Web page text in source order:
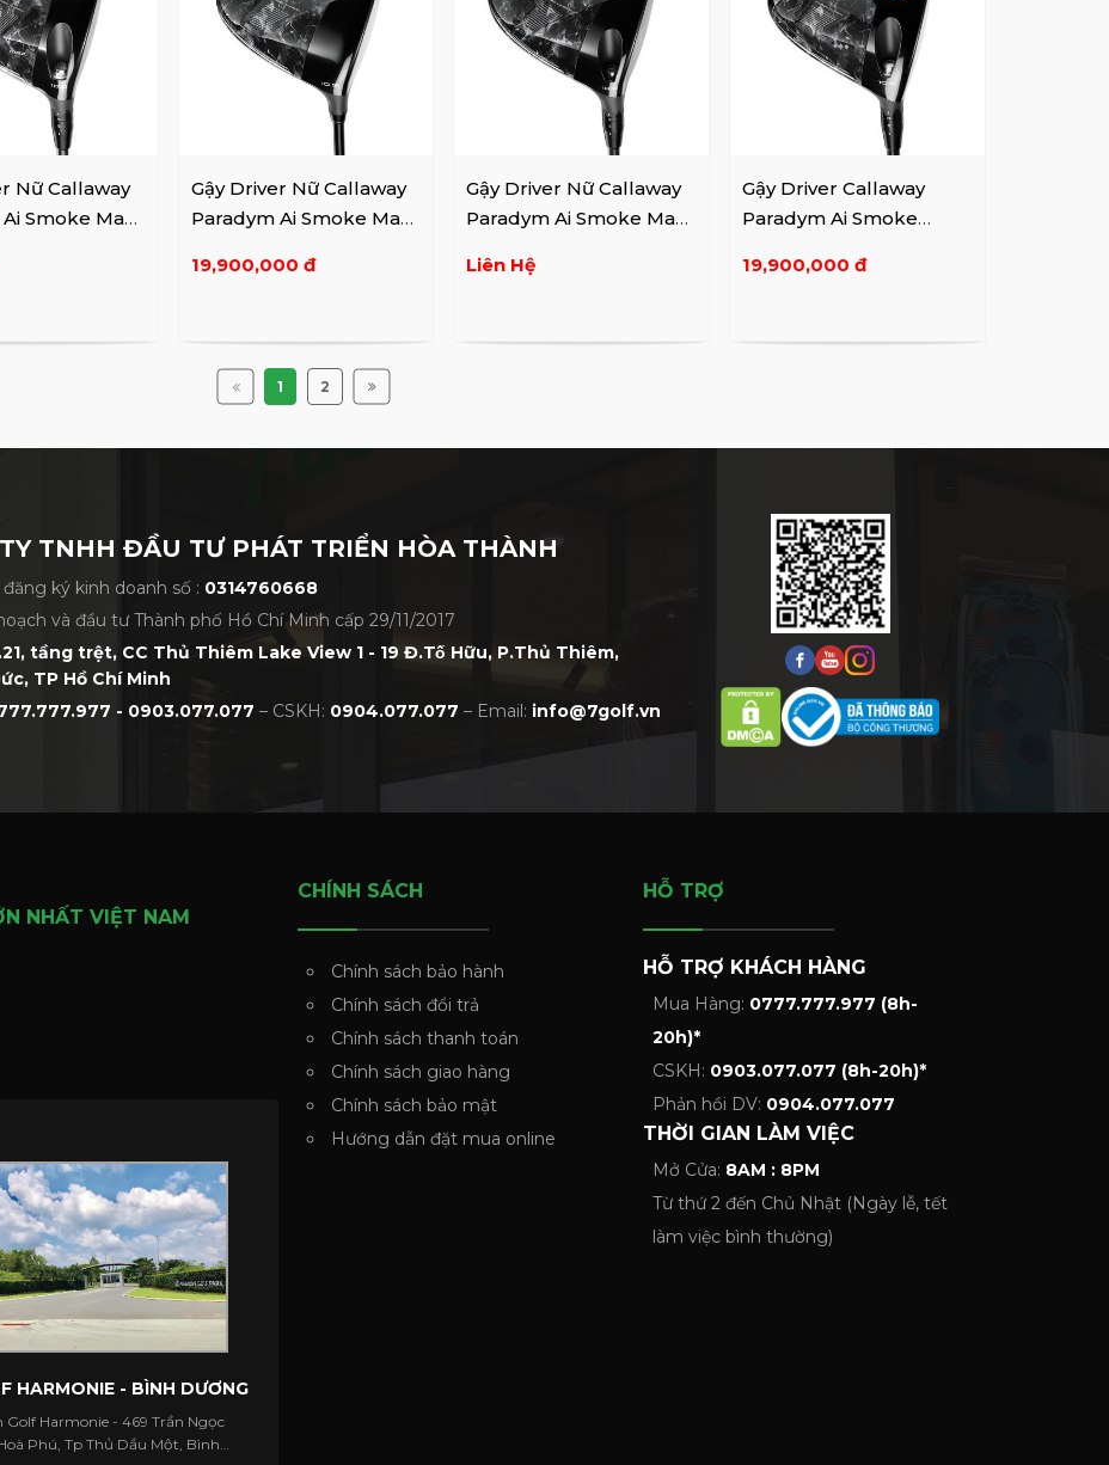
Nữ Callaway
Smoke Max
Gậy Driver Nữ Callaway
Paradym Ai Smoke Max
19,900,000 đ
Gậy Driver Nữ Callaway
Paradym Ai Smoke Max
Liên Hệ
Gậy Driver Callaway
Paradym Ai Smoke
19,900,000 đ
1 2
TNHH ĐẦU TƯ PHÁT TRIỂN HÒA THÀNH
ký kinh doanh số : 0314760668
và đầu tư Thành phố Hồ Chí Minh cấp 29/11/2017
tầng trệt, CC Thủ Thiêm Lake View 1 - 19 Đ.Tố Hữu, P.Thủ Thiêm,
TP Hồ Chí Minh
- 0903.077.077 – CSKH: 0904.077.077 – Email: info@7golf.vn
NHẤT VIỆT NAM
HARMONIE - BÌNH DƯƠNG
Golf Harmonie - 469 Trần Ngọc
Phú, Tp Thủ Dầu Một, Bình
CHÍNH SÁCH
Chính sách bảo hành
Chính sách đổi trả
Chính sách thanh toán
Chính sách giao hàng
Chính sách bảo mật
Hướng dẫn đặt mua online
HỖ TRỢ
HỖ TRỢ KHÁCH HÀNG
Mua Hàng: 0777.777.977 (8h-
20h)*
CSKH: 0903.077.077 (8h-20h)*
Phản hồi DV: 0904.077.077
THỜI GIAN LÀM VIỆC
Mở Cửa: 8AM : 8PM
Từ thứ 2 đến Chủ Nhật (Ngày lễ, tết
làm việc bình thường)